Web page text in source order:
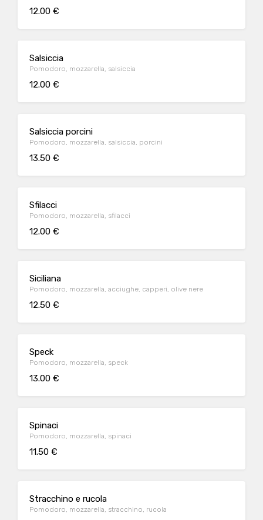
12.00 €
Salsiccia
Pomodoro, mozzarella, salsiccia
12.00 €
Salsiccia porcini
Pomodoro, mozzarella, salsiccia, porcini
13.50 €
Sfilacci
Pomodoro, mozzarella, sfilacci
12.00 €
Siciliana
Pomodoro, mozzarella, acciughe, capperi, olive nere
12.50 €
Speck
Pomodoro, mozzarella, speck
13.00 €
Spinaci
Pomodoro, mozzarella, spinaci
11.50 €
Stracchino e rucola
Pomodoro, mozzarella, stracchino, rucola